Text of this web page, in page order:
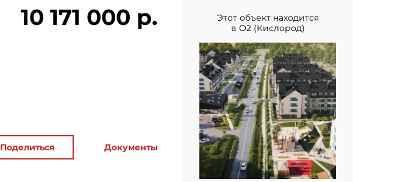
10 171 000 р.
Поделиться Документы
Этот объект находится
в О2 (Кислород)